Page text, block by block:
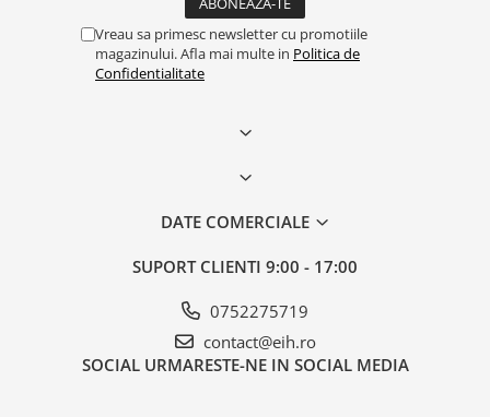
Vreau sa primesc newsletter cu promotiile
magazinului. Afla mai multe in Politica de
Confidentialitate
DATE COMERCIALE
SUPORT CLIENTI 9:00 - 17:00
0752275719
contact@eih.ro
SOCIAL URMARESTE-NE IN SOCIAL MEDIA